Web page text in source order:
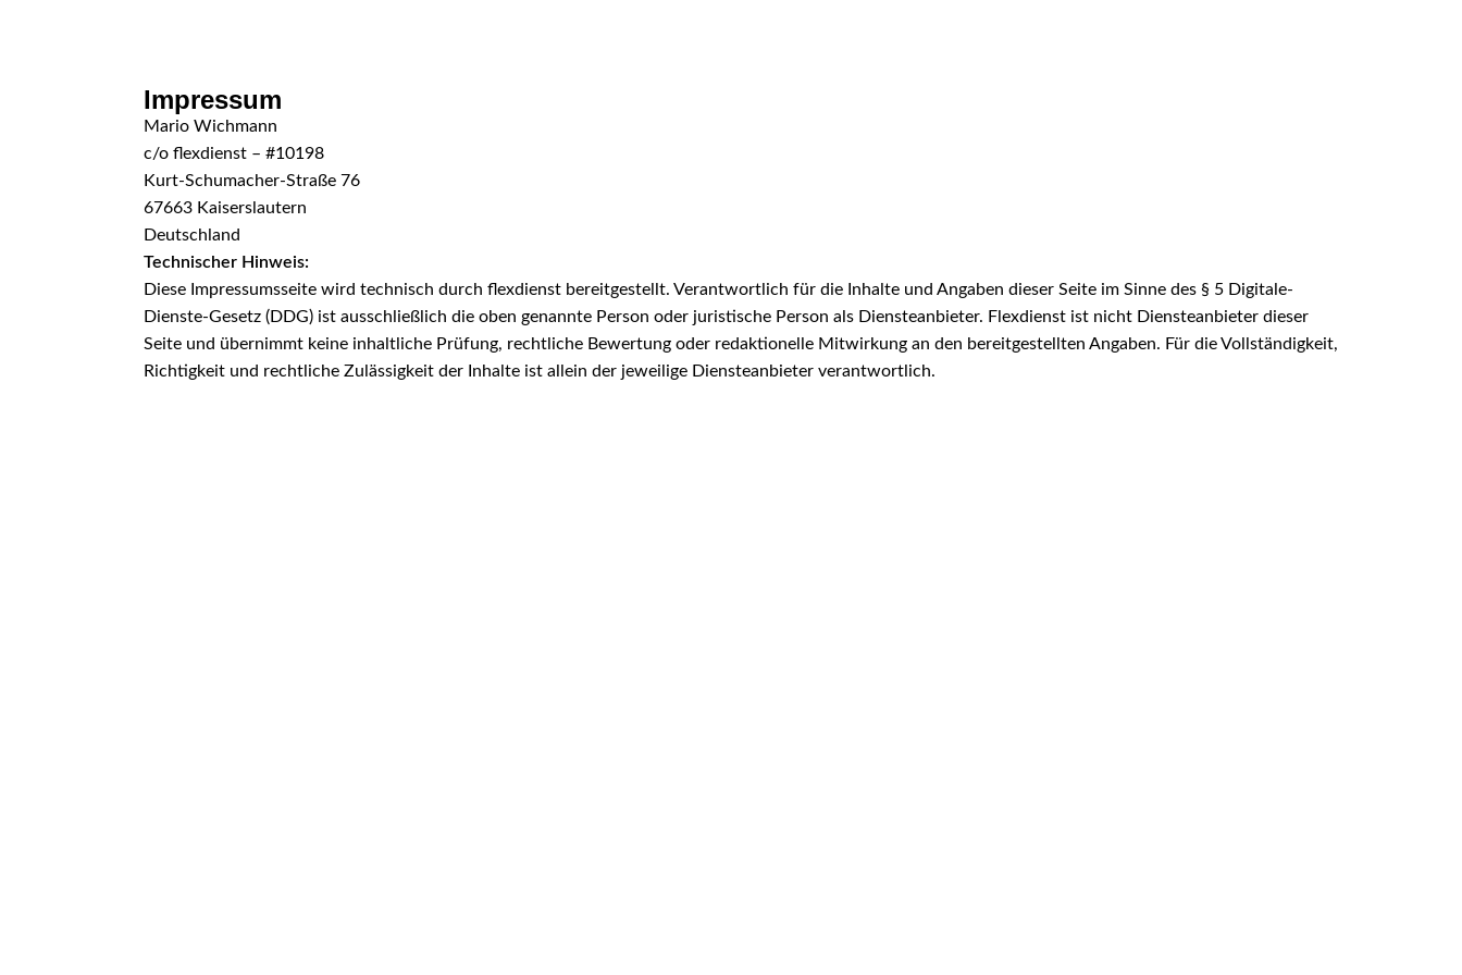
Impressum
Mario Wichmann
c/o flexdienst – #10198
Kurt-Schumacher-Straße 76
67663 Kaiserslautern
Deutschland
Technischer Hinweis:
Diese Impressumsseite wird technisch durch flexdienst bereitgestellt. Verantwortlich für die Inhalte und Angaben dieser Seite im Sinne des § 5 Digitale-
Dienste-Gesetz (DDG) ist ausschließlich die oben genannte Person oder juristische Person als Diensteanbieter. Flexdienst ist nicht Diensteanbieter dieser
Seite und übernimmt keine inhaltliche Prüfung, rechtliche Bewertung oder redaktionelle Mitwirkung an den bereitgestellten Angaben. Für die Vollständigkeit,
Richtigkeit und rechtliche Zulässigkeit der Inhalte ist allein der jeweilige Diensteanbieter verantwortlich.